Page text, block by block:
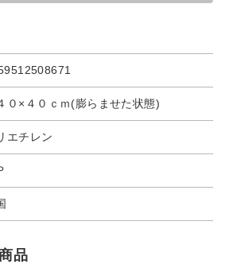
０×４０ｃｍ(膨らませた状態)
エチレン
品